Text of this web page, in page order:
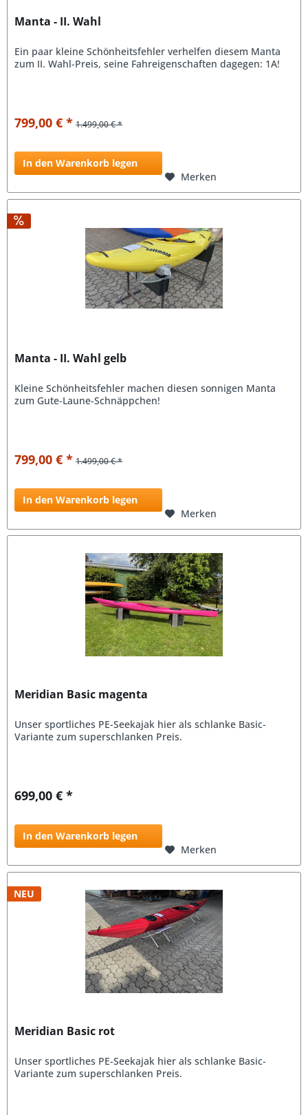
Manta - II. Wahl
Ein paar kleine Schönheitsfehler verhelfen diesem Manta
zum II. Wahl-Preis, seine Fahreigenschaften dagegen: 1A!
799,00 € * 1.499,00 € *
In den Warenkorb legen
Merken
Manta - II. Wahl gelb
Kleine Schönheitsfehler machen diesen sonnigen Manta
zum Gute-Laune-Schnäppchen!
799,00 € * 1.499,00 € *
In den Warenkorb legen
Merken
Meridian Basic magenta
Unser sportliches PE-Seekajak hier als schlanke Basic-
Variante zum superschlanken Preis.
699,00 € *
In den Warenkorb legen
Merken
NEU
Meridian Basic rot
Unser sportliches PE-Seekajak hier als schlanke Basic-
Variante zum superschlanken Preis.